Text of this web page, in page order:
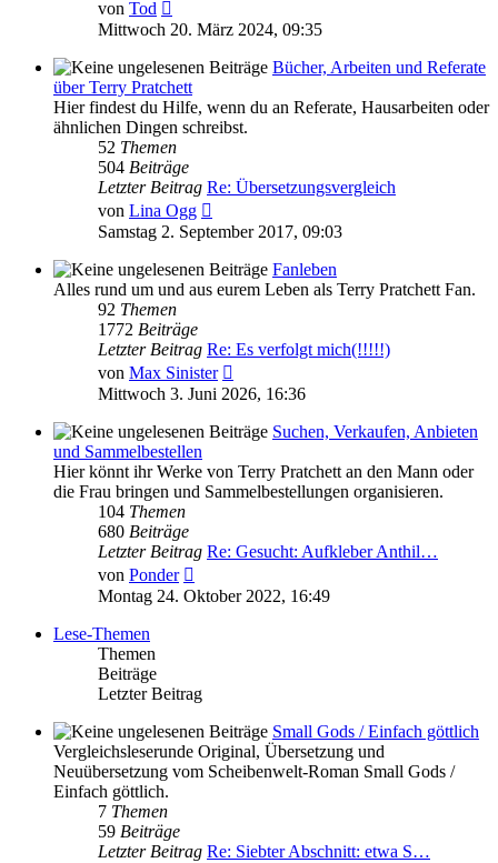
von Tod
Beitrag
Mittwoch 20. März 2024, 09:35
Bücher, Arbeiten und Referate
über Terry Pratchett
Hier findest du Hilfe, wenn du an Referate, Hausarbeiten oder
ähnlichen Dingen schreibst.
52 Themen
504 Beiträge
Letzter Beitrag Re: Übersetzungsvergleich
von Lina Ogg
Beitrag
Samstag 2. September 2017, 09:03
Fanleben
Alles rund um und aus eurem Leben als Terry Pratchett Fan.
92 Themen
1772 Beiträge
Letzter Beitrag Re: Es verfolgt mich(!!!!!)
von Max Sinister
Beitrag
Mittwoch 3. Juni 2026, 16:36
Suchen, Verkaufen, Anbieten
und Sammelbestellen
Hier könnt ihr Werke von Terry Pratchett an den Mann oder
die Frau bringen und Sammelbestellungen organisieren.
104 Themen
680 Beiträge
Letzter Beitrag Re: Gesucht: Aufkleber Anthil…
von Ponder
Beitrag
Montag 24. Oktober 2022, 16:49
Lese-Themen
Themen
Beiträge
Letzter Beitrag
Small Gods / Einfach göttlich
Vergleichsleserunde Original, Übersetzung und
Neuübersetzung vom Scheibenwelt-Roman Small Gods /
Einfach göttlich.
7 Themen
59 Beiträge
Letzter Beitrag Re: Siebter Abschnitt: etwa S…